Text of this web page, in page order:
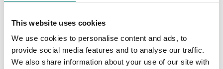
This website uses cookies
We use cookies to personalise content and ads, to
provide social media features and to analyse our traffic.
We also share information about your use of our site with
450 kr 869 kr